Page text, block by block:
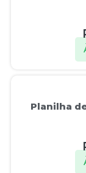
Planilha